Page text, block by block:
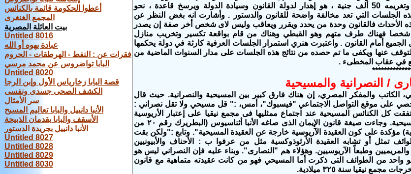
أعطوا الحكومة قائمة بالكنائس
المجمع الغنغرى
بيت العائلة المصرية
Untitled 8016
عبادة يهوه أو الله
فقرات عن : النفط - الهرطقات - الحروم
البابا تواضروس عن محمد مرسي
Untitled 8020
قصة البابا زخارياس الأول وإبن الرجا
الكشف الصحى جسدى ونفسى
سر الأمثال
الأنبا دانييل والبابا تعاليم المسيح
الأسقف والبابا يقدمان الذبيحة
الأنبا دانييل بجريدة الدستور
Untitled 8027
Untitled 8028
Untitled 8029
Untitled 8030
بتهجير القبطي المتهم وتغريمه 50 ألف جنية ، هو إهدار لدولة القانون وسيادة الدولة ويرسخ قاعدة ، نحو
الجلسات التي تعد مخالفة واضحة للقانون والدستور . وأشارت انه بغض النظر عن
الأحداث فالقانون وحدة من يحدد ويقرر ويعاقب وليس لاى شخص أخر صفة إن يصدر
شخصا فهناك طرف متهم وهو القبطي وهناك من قام بواقعة تكسير وتخريب منازل
الجميع أمام القانون . واعتبرت هنري استمرار الجلسات العرفية كارثة في دولة يحكمها
عنها ويكفى ما تم حصده من نتائج هذه الجلسات على مدار السنوات الماضية من
في عقاب المخطىء .
/ النصرانية والمسيحية
الكاتب والمفكر المصري، إن هناك فارق كبير بين المسيحية والنصرانية. حيث قال
على موقع التواصل الاجتماعي "فيسبوك"، أمس، :" قل مسيحي ولا تقل نصراني :
ميلادية إتفقت كل الكنائس المسيحية عند اجتماع ممثليها فى مجمع نيقيا على إعتبار الأريوسية
خارجة عن العقيدة المسيحية. وجاءت صيغة قانون الإيمان الذى صاغه الأنبا أثناسيوس (البطريرك رقم ٢٠ من
مؤكدة على كون العقيدة الآريوسية خارجة عن العقيدة المسيحية". وتابع :"ولكن بقت
تمثل أو تشابه العقيدة الأرثوذوكسية مثل من عرفوا ب : الأحناف والأبيونيين
وطبعاً الآريوسيين. وهؤلاء هم "النصارى". وبناء عليه فإن النصراني ليس هو
واحد من الطوائف التى ذكرت أما المسيحي فهو من كانت عقيدته متماهية مع قانون
نيقيا سنة ٣٢٥ ميلادية.